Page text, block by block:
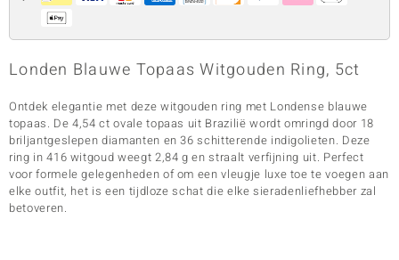
Londen Blauwe Topaas Witgouden Ring, 5ct
Ontdek elegantie met deze witgouden ring met Londense blauwe
topaas. De 4,54 ct ovale topaas uit Brazilië wordt omringd door 18
briljantgeslepen diamanten en 36 schitterende indigolieten. Deze
ring in 416 witgoud weegt 2,84 g en straalt verfijning uit. Perfect
voor formele gelegenheden of om een vleugje luxe toe te voegen aan
elke outfit, het is een tijdloze schat die elke sieradenliefhebber zal
betoveren.